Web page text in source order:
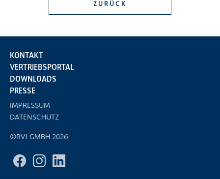
ZURÜCK
KONTAKT
VERTRIEBSPORTAL
DOWNLOADS
PRESSE
IMPRESSUM
DATENSCHUTZ
©RVI GMBH 2026